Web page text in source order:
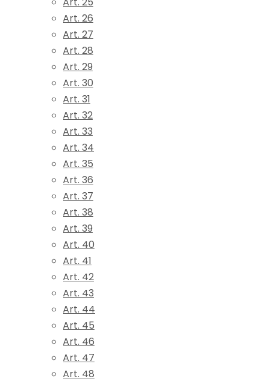
Art. 26
Art. 27
Art. 28
Art. 29
Art. 30
Art. 31
Art. 32
Art. 33
Art. 34
Art. 35
Art. 36
Art. 37
Art. 38
Art. 39
Art. 40
Art. 41
Art. 42
Art. 43
Art. 44
Art. 45
Art. 46
Art. 47
Art. 48